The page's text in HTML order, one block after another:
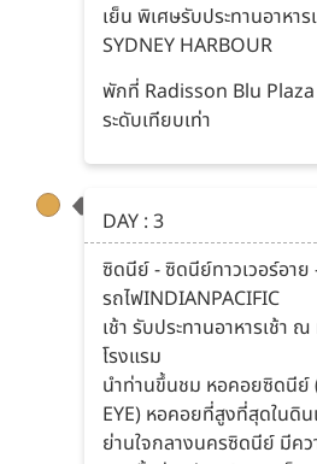
เย็น พิเศษรับประทานอาหา
SYDNEY HARBOUR
พักที่ Radisson Blu
ระดับเทียบเท่า
DAY : 3
ซิดนีย์ - ซิดนีย์ทาวเวอร์อา
รถไฟINDIANPACIFIC
เช้า รับประทานอาหารเช้า
โรงแรม
นำท่านขึ้นชม หอคอยซิดนีย์
EYE) หอคอยที่สูงที่สุดในดิ
ย่านใจกลางนครซิดนีย์ มีค